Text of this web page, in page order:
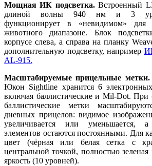
Мощная ИК подсветка.Встроенный
длиной волны 940 нм и 3
функционирует в «невидимом» для
животного диапазоне. Блок
корпусе слева, а справа на планку
дополнительную подсветку, например
AL-915.
Масштабируемые прицельные метки.
Юкон Sightline хранится 6
включая баллистические и Mil-Dot. При
баллистические метки
дневных прицелов: видимое
увеличивается или уменьшается,
элементов остаются постоянными. Для
цвет (чёрная или белая сетка с
центральной точкой, полностью зеленая
яркость (10 уровней).